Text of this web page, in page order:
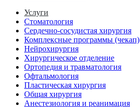
Услуги
Стоматология
Сердечно-сосудистая хирургия
Комплексные программы (чекап)
Нейрохирургия
Хирургическое отделение
Ортопедия и травматология
Офтальмология
Пластическая хирургия
Общая хирургия
Анестезиология и реанимация